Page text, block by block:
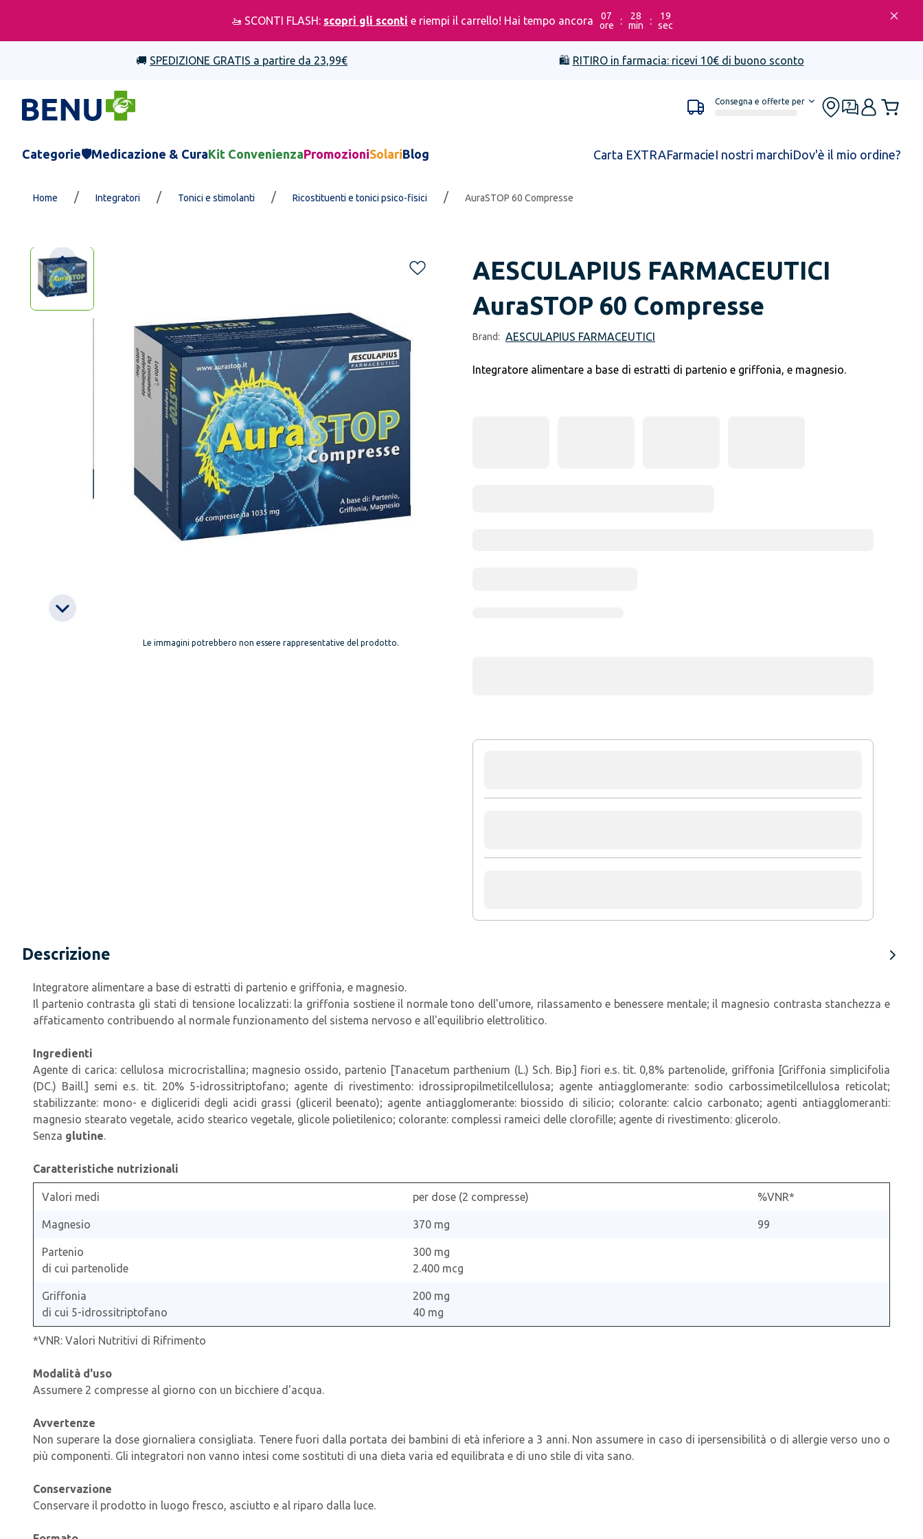
🚤 SCONTI FLASH: scopri gli sconti e riempi il carrello! Hai tempo ancora
07
ore
:
28
min
:
19
sec
🚚 SPEDIZIONE GRATIS a partire da 23,99€ 🛍️ RITIRO in farmacia: ricevi 10€ di buono sconto
Consegna e offerte per
Categorie🛡️Medicazione & CuraKit ConvenienzaPromozioniSolariBlog Carta EXTRAFarmacieI nostri marchiDov'è il mio ordine?
Home / Integratori / Tonici e stimolanti / Ricostituenti e tonici psico-fisici / AuraSTOP 60 Compresse
Le immagini potrebbero non essere rappresentative del prodotto.
AESCULAPIUS FARMACEUTICI
AuraSTOP 60 Compresse
Brand: AESCULAPIUS FARMACEUTICI
Integratore alimentare a base di estratti di partenio e griffonia, e magnesio.
Descrizione
Integratore alimentare a base di estratti di partenio e griffonia, e magnesio.
Il partenio contrasta gli stati di tensione localizzati: la griffonia sostiene il normale tono dell'umore, rilassamento e benessere mentale; il magnesio contrasta stanchezza e
affaticamento contribuendo al normale funzionamento del sistema nervoso e all'equilibrio elettrolitico.
Ingredienti
Agente di carica: cellulosa microcristallina; magnesio ossido, partenio [Tanacetum parthenium (L.) Sch. Bip.] fiori e.s. tit. 0,8% partenolide, griffonia [Griffonia simplicifolia
(DC.) Baill.] semi e.s. tit. 20% 5-idrossitriptofano; agente di rivestimento: idrossipropilmetilcellulosa; agente antiagglomerante: sodio carbossimetilcellulosa reticolat;
stabilizzante: mono- e digliceridi degli acidi grassi (gliceril beenato); agente antiagglomerante: biossido di silicio; colorante: calcio carbonato; agenti antiagglomeranti:
magnesio stearato vegetale, acido stearico vegetale, glicole polietilenico; colorante: complessi rameici delle clorofille; agente di rivestimento: glicerolo.
Senza glutine.
Caratteristiche nutrizionali
Valori medi per dose (2 compresse) %VNR*
Magnesio 370 mg 99
Partenio
di cui partenolide
300 mg
2.400 mcg
Griffonia
di cui 5-idrossitriptofano
200 mg
40 mg
*VNR: Valori Nutritivi di Rifrimento
Modalità d'uso
Assumere 2 compresse al giorno con un bicchiere d'acqua.
Avvertenze
Non superare la dose giornaliera consigliata. Tenere fuori dalla portata dei bambini di età inferiore a 3 anni. Non assumere in caso di ipersensibilità o di allergie verso uno o
più componenti. Gli integratori non vanno intesi come sostituti di una dieta varia ed equilibrata e di uno stile di vita sano.
Conservazione
Conservare il prodotto in luogo fresco, asciutto e al riparo dalla luce.